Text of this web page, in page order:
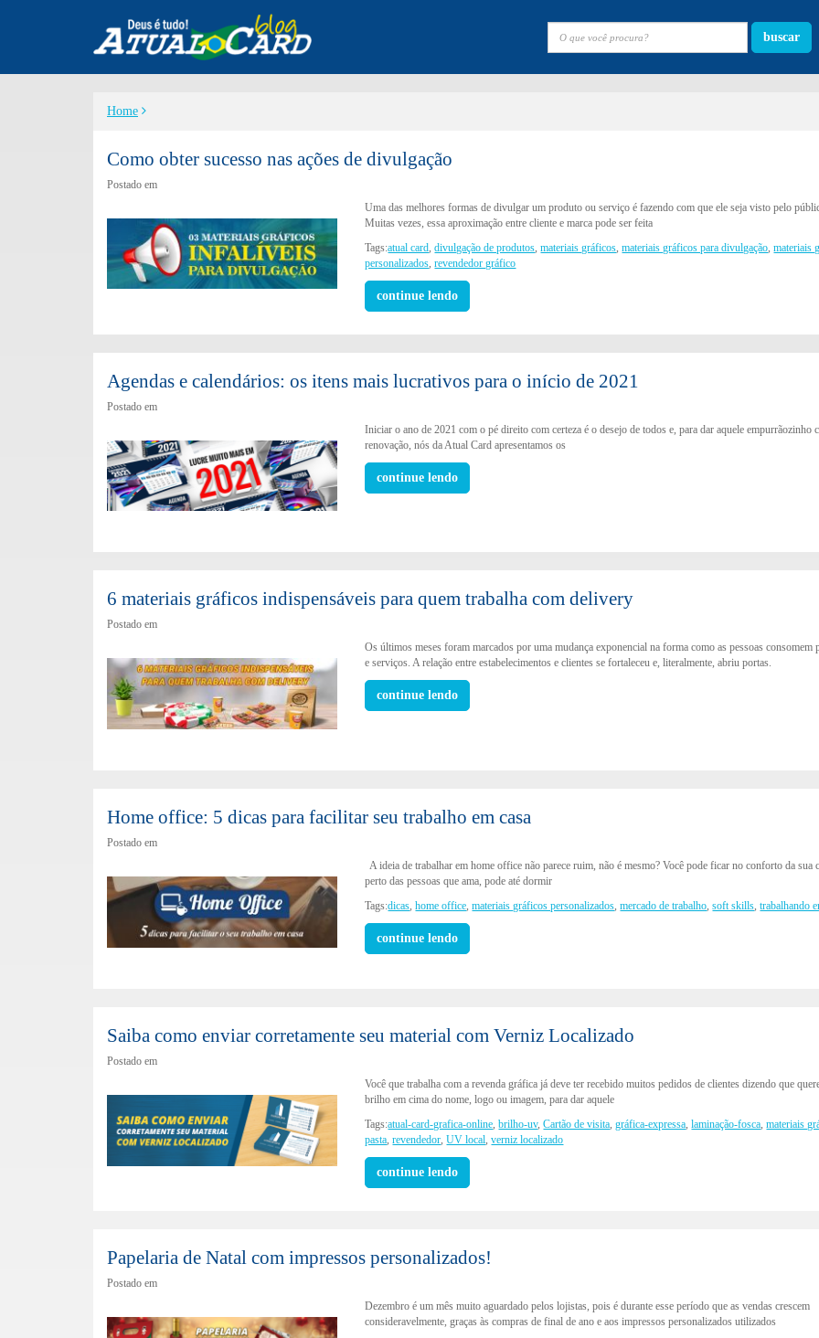
buscar
Home
Como obter sucesso nas ações de divulgação
Postado em
Uma das melhores formas de divulgar um produto ou serviço é fazendo com que ele seja visto pelo
Muitas vezes, essa aproximação entre cliente e marca pode ser feita
Tags:atual card ,divulgação de produtos ,materiais gráficos ,materiais gráficos para divulgação ,materiais
personalizados ,revendedor gráfico
continue lendo
Agendas e calendários: os itens mais lucrativos para o início de 2021
Postado em
Iniciar o ano de 2021 com o pé direito com certeza é o desejo de todos e, para dar aquele empurrãozinho
renovação, nós da Atual Card apresentamos os
continue lendo
6 materiais gráficos indispensáveis para quem trabalha com delivery
Postado em
Os últimos meses foram marcados por uma mudança exponencial na forma como as pessoas consomem
e serviços. A relação entre estabelecimentos e clientes se fortaleceu e, literalmente, abriu portas.
continue lendo
Home office: 5 dicas para facilitar seu trabalho em casa
Postado em
A ideia de trabalhar em home office não parece ruim, não é mesmo? Você pode ficar no conforto da sua
perto das pessoas que ama, pode até dormir
Tags:dicas,home office,materiais gráficos personalizados,mercado de trabalho,soft skills,trabalhando
continue lendo
Saiba como enviar corretamente seu material com Verniz Localizado
Postado em
Você que trabalha com a revenda gráfica já deve ter recebido muitos pedidos de clientes dizendo que
brilho em cima do nome, logo ou imagem, para dar aquele
Tags:atual-card-grafica-online,brilho-uv,Cartão de visita,gráfica-expressa,laminação-fosca,materiais
pasta,revendedor,UV local,verniz localizado
continue lendo
Papelaria de Natal com impressos personalizados!
Postado em
Dezembro é um mês muito aguardado pelos lojistas, pois é durante esse período que as vendas crescem
consideravelmente, graças às compras de final de ano e aos impressos personalizados utilizados